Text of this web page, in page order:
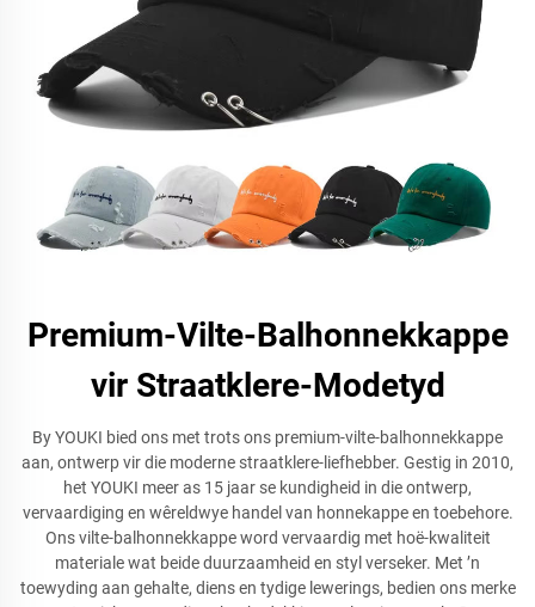
Premium-Vilte-Balhonnekkappe
vir Straatklere-Modetyd
By YOUKI bied ons met trots ons premium-vilte-balhonnekkappe
aan, ontwerp vir die moderne straatklere-liefhebber. Gestig in 2010,
het YOUKI meer as 15 jaar se kundigheid in die ontwerp,
vervaardiging en wêreldwye handel van honnekappe en toebehore.
Ons vilte-balhonnekkappe word vervaardig met hoë-kwaliteit
materiale wat beide duurzaamheid en styl verseker. Met ’n
toewyding aan gehalte, diens en tydige lewerings, bedien ons merke